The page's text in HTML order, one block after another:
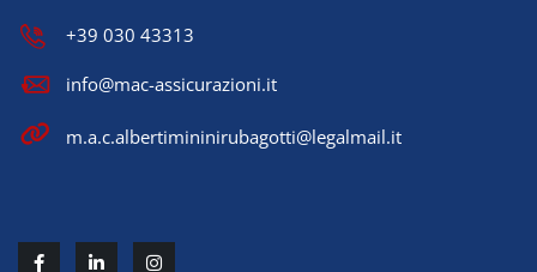
+39 030 43313
info@mac-assicurazioni.it
m.a.c.albertimininirubagotti@legalmail.it